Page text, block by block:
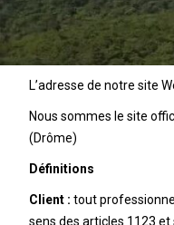
L’adresse de notre site
Nous sommes le site
(Drôme)
Définitions
Client : tout
sens des articles 1123 et